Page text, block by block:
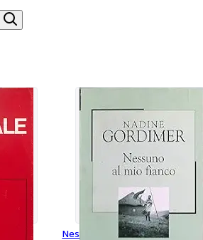
Nessuno al mio fianco